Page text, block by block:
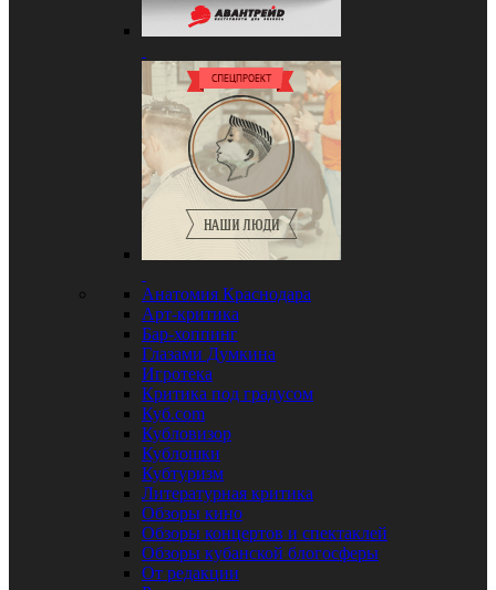
Анатомия Краснодара
Арт-критика
Бар-хоппинг
Глазами Думкина
Игротека
Критика под градусом
Куб.com
Кубловизор
Кублошки
Кубтуризм
Литературная критика
Обзоры кино
Обзоры концертов и спектаклей
Обзоры кубанской блогосферы
От редакции